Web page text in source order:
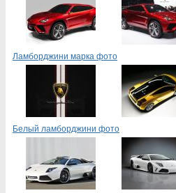
Ламборджини марка фото
Белый ламборджини фото